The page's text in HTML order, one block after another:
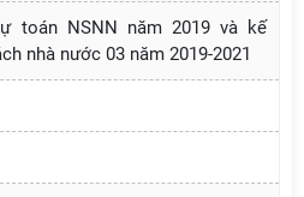
toán NSNN năm 2019 và kế
nhà nước 03 năm 2019-2021